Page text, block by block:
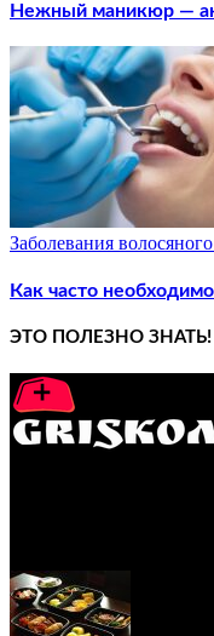
Нежный маникюр —
Заболевания
Как часто
ЭТО ПОЛЕЗНО ЗНАТЬ!